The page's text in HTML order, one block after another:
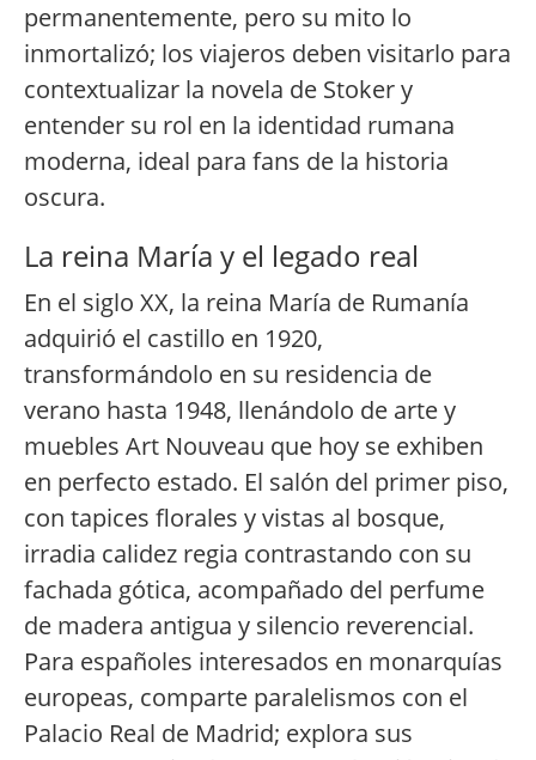
permanentemente, pero su mito lo
inmortalizó; los viajeros deben visitarlo para
contextualizar la novela de Stoker y
entender su rol en la identidad rumana
moderna, ideal para fans de la historia
oscura.
La reina María y el legado real
En el siglo XX, la reina María de Rumanía
adquirió el castillo en 1920,
transformándolo en su residencia de
verano hasta 1948, llenándolo de arte y
muebles Art Nouveau que hoy se exhiben
en perfecto estado. El salón del primer piso,
con tapices florales y vistas al bosque,
irradia calidez regia contrastando con su
fachada gótica, acompañado del perfume
de madera antigua y silencio reverencial.
Para españoles interesados en monarquías
europeas, comparte paralelismos con el
Palacio Real de Madrid; explora sus